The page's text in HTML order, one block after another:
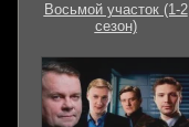
Восьмой участок (1-2
сезон)